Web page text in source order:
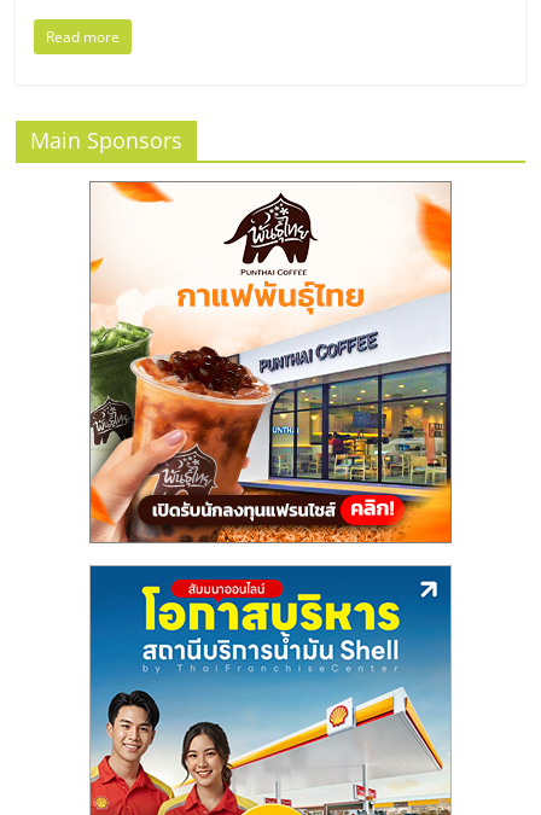
แฟ
รน
ไชส์,
ปรึกษา
แฟ
ไชส์,
รวม
ไชส์
Read more
Main Sponsors